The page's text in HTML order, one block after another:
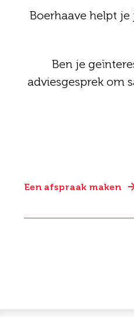
Boerhaave helpt
Ben je
adviesgesprek om
Een afspraak maken